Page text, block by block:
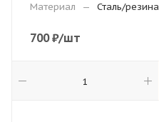
Материал
— Сталь/резина
700₽/шт